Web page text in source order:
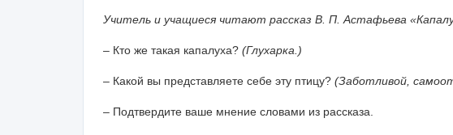
Учитель и учащиеся читают рассказ В. П. Астафьева
– Кто же такая капалуха? (Глухарка.)
– Какой вы представляете себе эту птицу? (Заботливой,
– Подтвердите ваше мнение словами из рассказа.